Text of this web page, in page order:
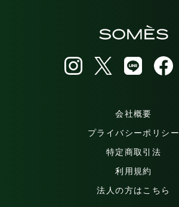
会社概要
プライバシーポリシー
特定商取引法
利用規約
法人の方はこちら